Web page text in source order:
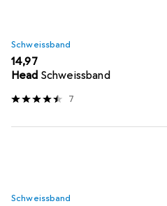
Schweissband
EUR
14,97
Head Schweissband
7
Schweissband